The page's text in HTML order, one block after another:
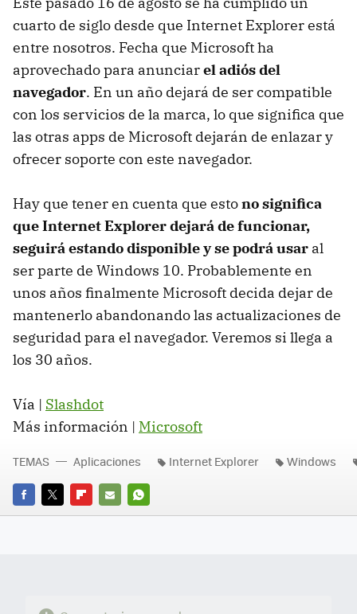
cuarto de siglo desde que Internet Explorer está
entre nosotros. Fecha que Microsoft ha
aprovechado para anunciarel adiós del
navegador. En un año dejará de ser compatible
con los servicios de la marca, lo que significa que
las otras apps de Microsoft dejarán de enlazar y
ofrecer soporte con este navegador.
Hay que tener en cuenta que estono significa
que Internet Explorer dejará de funcionar,
seguirá estando disponible y se podrá usar al
ser parte de Windows 10. Probablemente en
unos años finalmente Microsoft decida dejar de
mantenerlo abandonando las actualizaciones de
seguridad para el navegador. Veremos si llega a
los 30 años.
Vía | Slashdot
Más información | Microsoft
FACEBOOK
TWITTERFLIPBOARD
E-
WHATSAPP
TEMAS Aplicaciones Internet Explorer Windows